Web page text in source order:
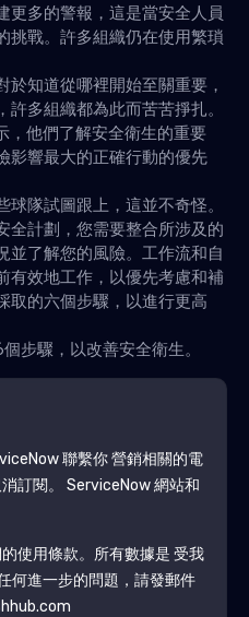
更多的警報，這是當安全人員
挑戰。許多組織仍在使用繁瑣
知道從哪裡開始至關重要，
多組織都為此而苦苦掙扎。
，他們了解安全衛生的重要
影響最大的正確行動的優先
隊試圖跟上，這並不奇怪。
全計劃，您需要整合所涉及的
並了解您的風險。工作流和自
有效地工作，以優先考慮和補
取的六個步驟，以進行更高
步驟，以改善安全衛生。
聯繫你 營銷相關的電
訂閱。 ServiceNow網站和
使用條款。所有數據是 受我
何進一步的問題，請發郵件